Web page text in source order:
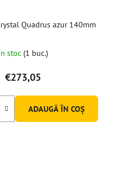
Quadrus azur 140mm
stoc (1 buc.)
€273,05
ADAUGĂ ÎN COŞ